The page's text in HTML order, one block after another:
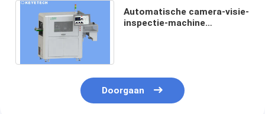
Automatische camera-visie-
inspectie-machine
Doorgaan